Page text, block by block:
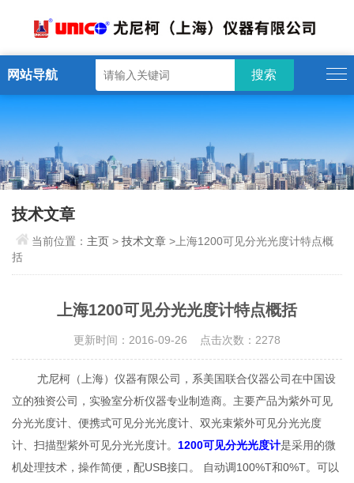
网站导航
技术文章
当前位置： 主页 >技术文章 >上海1200可见分光光度计特点概
括
上海1200可见分光光度计特点概括
更新时间：2016-09-26 点击次数：2278
尤尼柯（上海）仪器有限公司，系美国联合仪器公司在中国设
立的独资公司，实验室分析仪器专业制造商。主要产品为紫外可见
分光光度计、便携式可见分光光度计、双光束紫外可见分光光度
计、扫描型紫外可见分光光度计。1200可见分光光度计是采用的微
机处理技术，操作简便，配USB接口。 自动调100%T和0%T。可以